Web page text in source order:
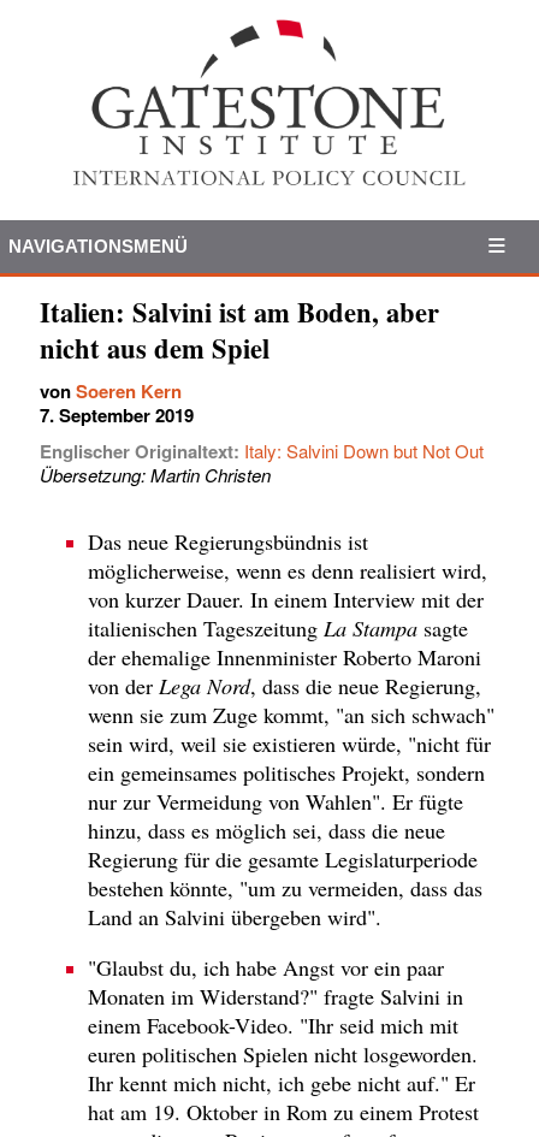
NAVIGATIONSMENÜ
Italien: Salvini ist am Boden, aber
nicht aus dem Spiel
vonSoeren Kern
7. September 2019
Englischer Originaltext: Italy: Salvini Down but Not Out
Übersetzung: Martin Christen
Das neue Regierungsbündnis ist
möglicherweise, wenn es denn realisiert wird,
von kurzer Dauer. In einem Interview mit der
italienischen Tageszeitung La Stampa sagte
der ehemalige Innenminister Roberto Maroni
von der Lega Nord, dass die neue Regierung,
wenn sie zum Zuge kommt, "an sich schwach"
sein wird, weil sie existieren würde, "nicht für
ein gemeinsames politisches Projekt, sondern
nur zur Vermeidung von Wahlen". Er fügte
hinzu, dass es möglich sei, dass die neue
Regierung für die gesamte Legislaturperiode
bestehen könnte, "um zu vermeiden, dass das
Land an Salvini übergeben wird".
"Glaubst du, ich habe Angst vor ein paar
Monaten im Widerstand?" fragte Salvini in
einem Facebook-Video. "Ihr seid mich mit
euren politischen Spielen nicht losgeworden.
Ihr kennt mich nicht, ich gebe nicht auf." Er
hat am 19. Oktober in Rom zu einem Protest